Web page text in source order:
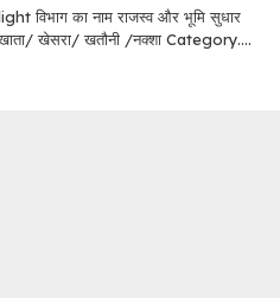
का नाम राजस्व और भूमि सुधार
खेसरा/ खतौनी /नक्शा Category....